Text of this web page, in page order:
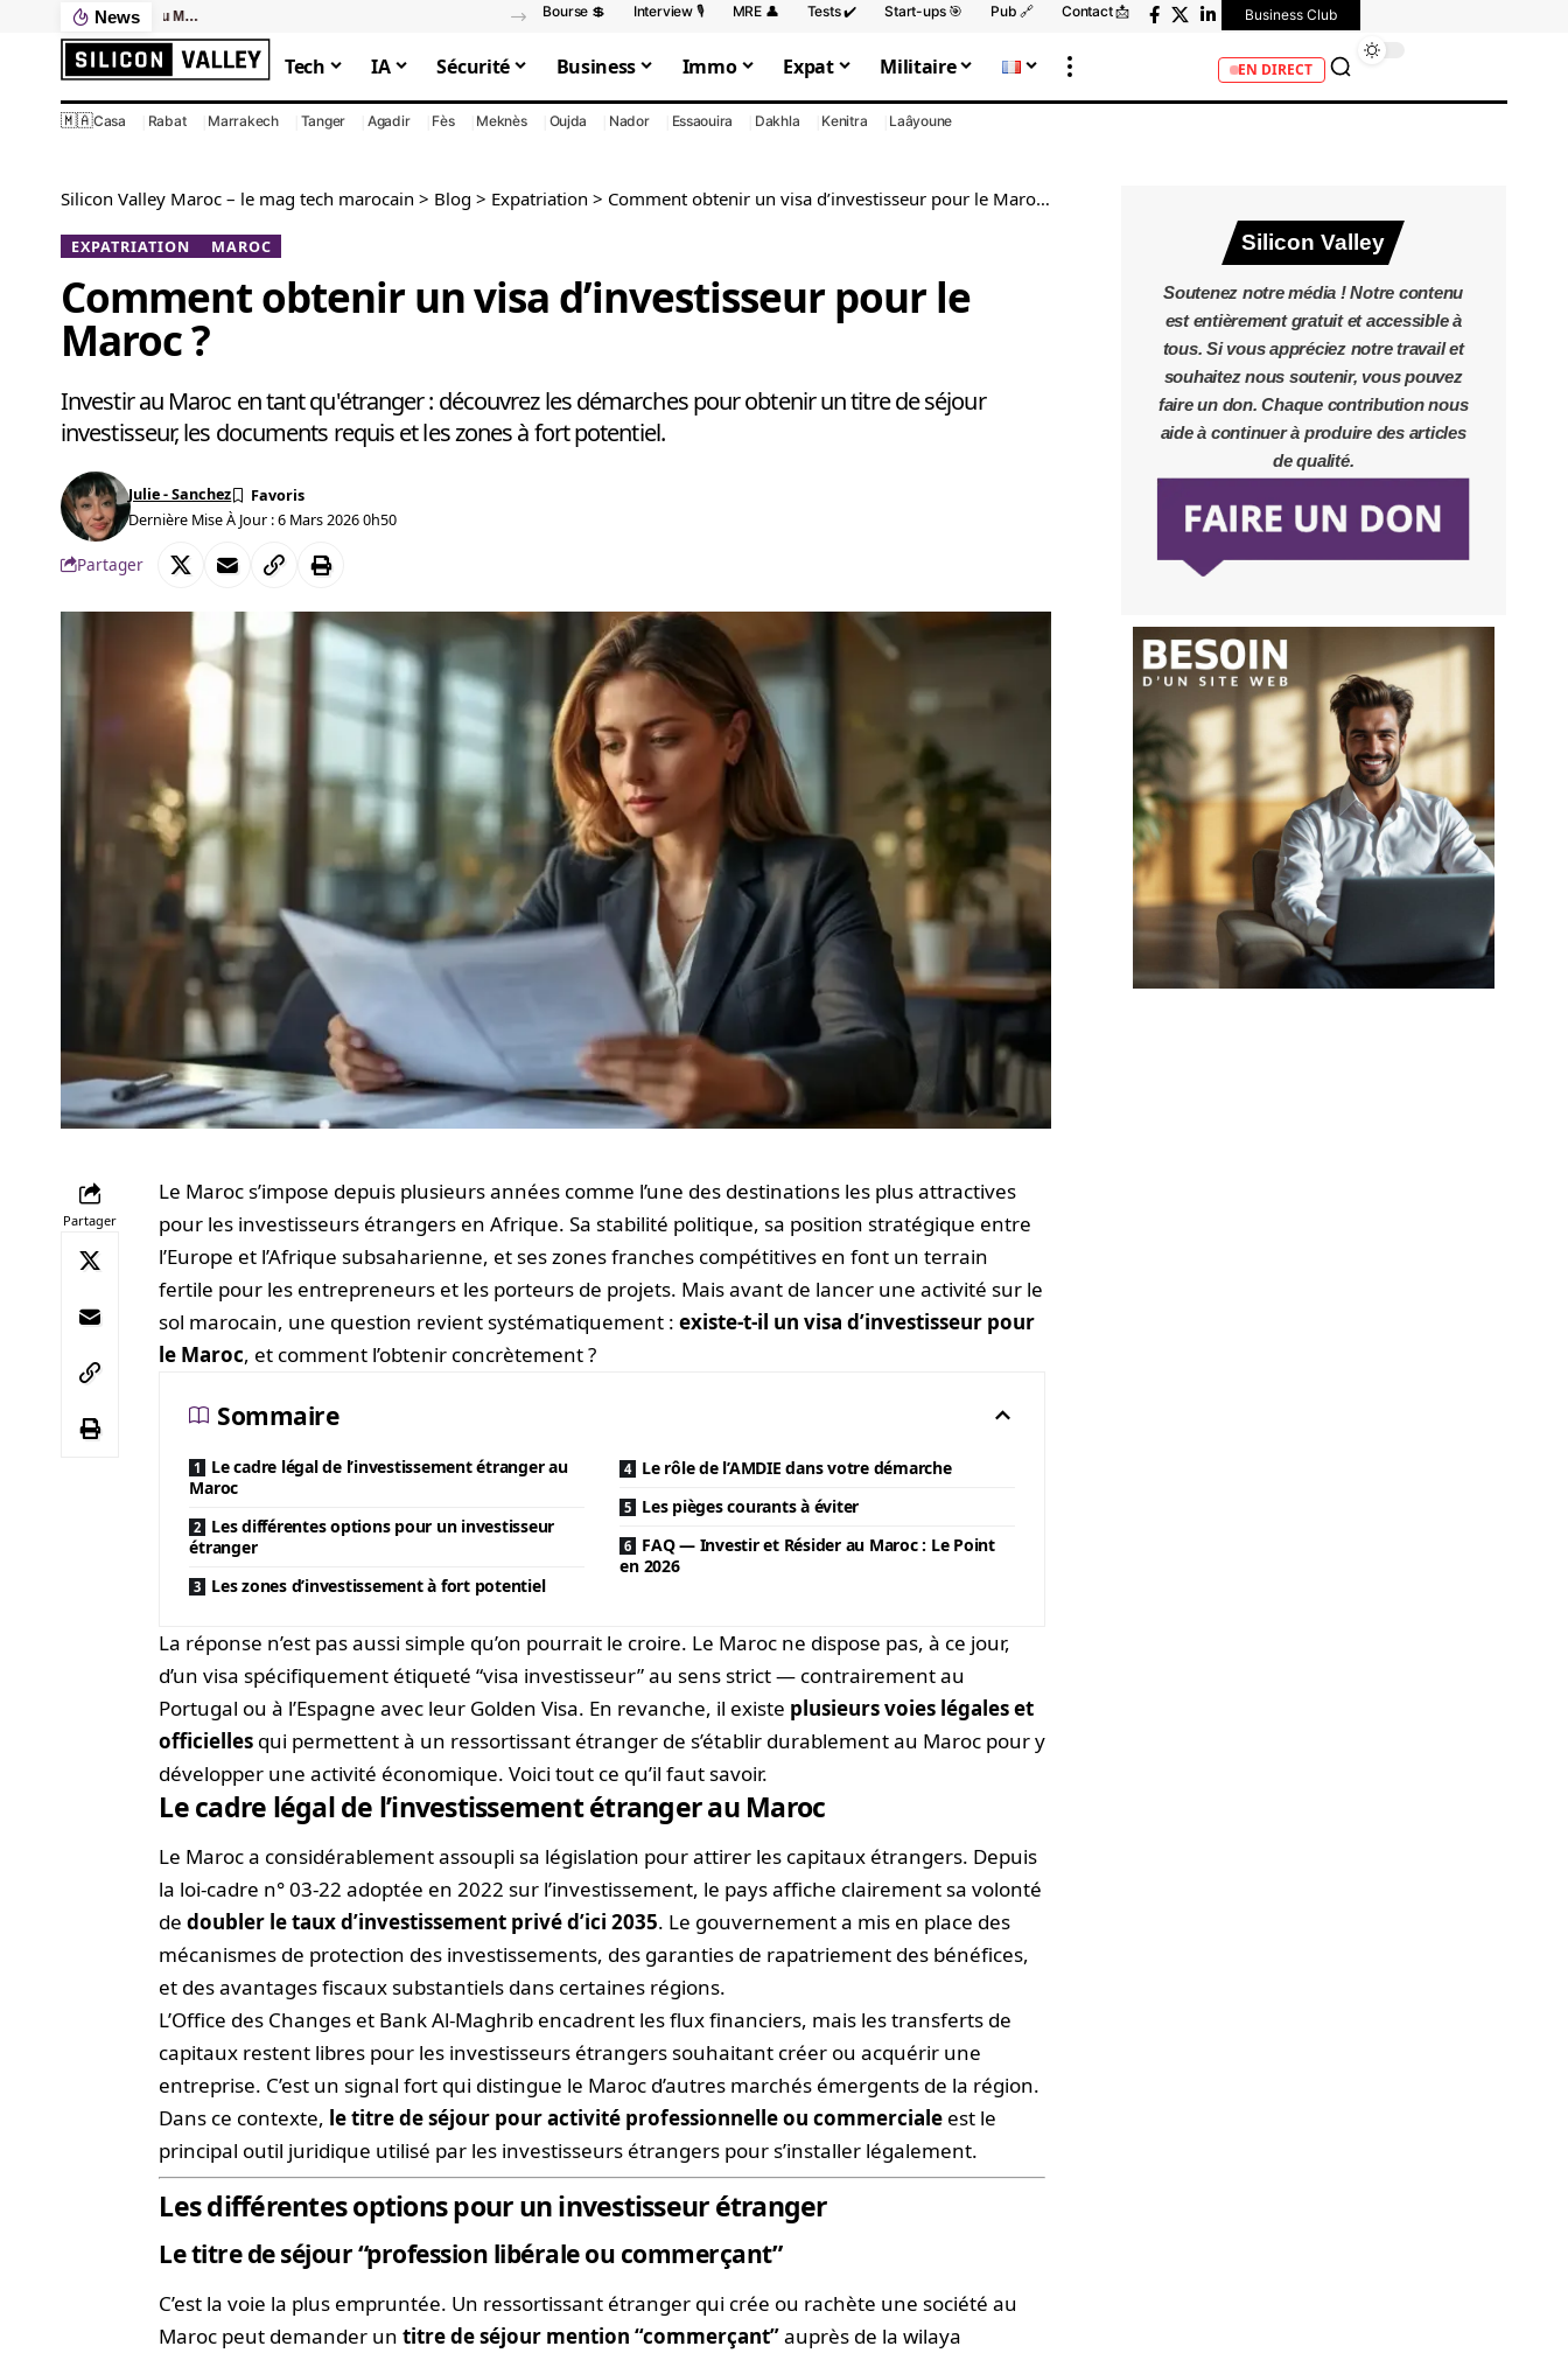
News Bourse 💲 Interview 🎙️ MRE 👤 Tests ✔️ Start-ups 🎯 Pub 🔗 Contact 📩 Business Club
Tech IA Sécurité Business Immo Expat Militaire EN DIRECT
🇲🇦Casa Rabat Marrakech Tanger Agadir Fès Meknès Oujda Nador Essaouira Dakhla Kenitra Laâyoune
Silicon Valley Maroc – le mag tech marocain > Blog > Expatriation > Comment obtenir un visa d’investisseur pour le Maroc ?
EXPATRIATION MAROC
Comment obtenir un visa d’investisseur pour le
Maroc ?
Investir au Maroc en tant qu'étranger : découvrez les démarches pour obtenir un titre de séjour
investisseur, les documents requis et les zones à fort potentiel.
Dernière Mise À Jour : 6 Mars 2026 0h50
Julie - Sanchez
Partager
Partager
Le Maroc s’impose depuis plusieurs années comme l’une des destinations les plus attractives
pour les investisseurs étrangers en Afrique. Sa stabilité politique, sa position stratégique entre
l’Europe et l’Afrique subsaharienne, et ses zones franches compétitives en font un terrain
fertile pour les entrepreneurs et les porteurs de projets. Mais avant de lancer une activité sur le
sol marocain, une question revient systématiquement :existe-t-il un visa d’investisseur pour
le Maroc, et comment l’obtenir concrètement ?
Sommaire
Le cadre légal de l’investissement étranger au
Maroc
Les différentes options pour un investisseur
étranger
Les zones d’investissement à fort potentiel
Le rôle de l’AMDIE dans votre démarche
Les pièges courants à éviter
FAQ — Investir et Résider au Maroc : Le Point
en 2026
La réponse n’est pas aussi simple qu’on pourrait le croire. Le Maroc ne dispose pas, à ce jour,
d’un visa spécifiquement étiqueté “visa investisseur” au sens strict — contrairement au
Portugal ou à l’Espagne avec leur Golden Visa. En revanche, il existe plusieurs voies légales et
officielles qui permettent à un ressortissant étranger de s’établir durablement au Maroc pour y
développer une activité économique. Voici tout ce qu’il faut savoir.
Le cadre légal de l’investissement étranger au Maroc
Le Maroc a considérablement assoupli sa législation pour attirer les capitaux étrangers. Depuis
la loi-cadre n° 03-22 adoptée en 2022 sur l’investissement, le pays affiche clairement sa volonté
dedoubler le taux d’investissement privé d’ici 2035. Le gouvernement a mis en place des
mécanismes de protection des investissements, des garanties de rapatriement des bénéfices,
et des avantages fiscaux substantiels dans certaines régions.
L’Office des Changes et Bank Al-Maghrib encadrent les flux financiers, mais les transferts de
capitaux restent libres pour les investisseurs étrangers souhaitant créer ou acquérir une
entreprise. C’est un signal fort qui distingue le Maroc d’autres marchés émergents de la région.
Dans ce contexte, le titre de séjour pour activité professionnelle ou commerciale est le
principal outil juridique utilisé par les investisseurs étrangers pour s’installer légalement.
Les différentes options pour un investisseur étranger
Le titre de séjour “profession libérale ou commerçant”
C’est la voie la plus empruntée. Un ressortissant étranger qui crée ou rachète une société au
Maroc peut demander untitre de séjour mention “commerçant”auprès de la wilaya
Silicon Valley
Soutenez notre média ! Notre contenu
est entièrement gratuit et accessible à
tous. Si vous appréciez notre travail et
souhaitez nous soutenir, vous pouvez
faire un don. Chaque contribution nous
aide à continuer à produire des articles
de qualité.